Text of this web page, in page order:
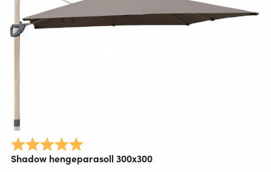
Karakter:
Shadow hengeparasoll 300x300